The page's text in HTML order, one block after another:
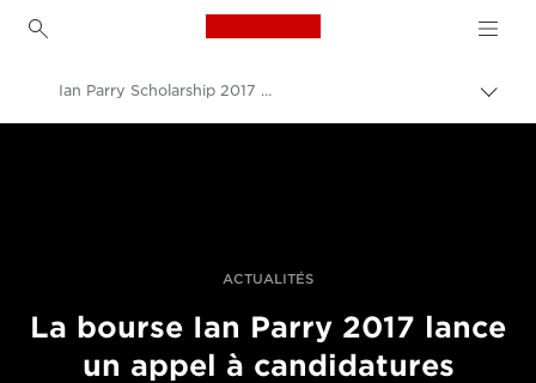
Canon Logo, back to
entre
Ian Parry Scholarship 2017 Opens
ACTUALITÉS
La bourse Ian Parry 2017 lance
un appel à candidatures